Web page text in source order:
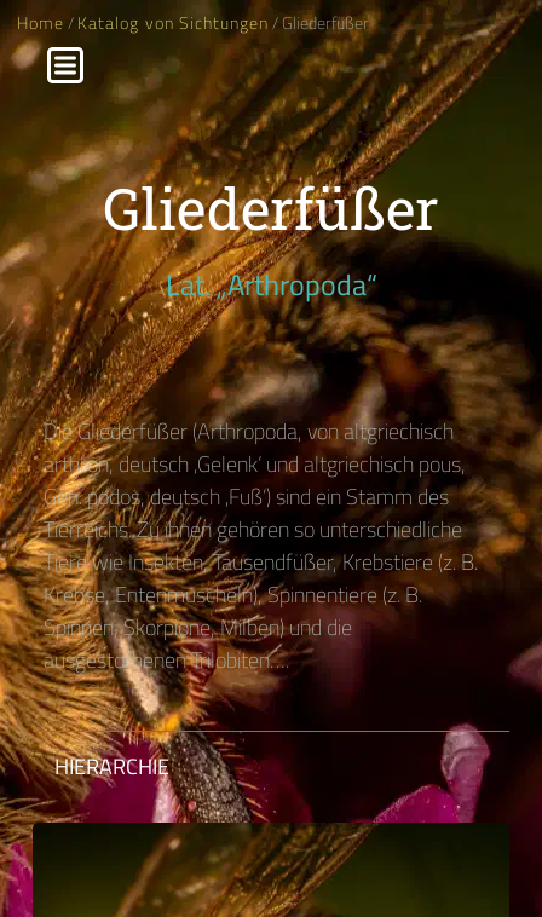
Home/Katalog von Sichtungen/ Gliederfüßer
Gliederfüßer
Lat. „Arthropoda“
Die Gliederfüßer (Arthropoda, von altgriechisch
arthron, deutsch ‚Gelenk‘ und altgriechisch pous,
Gen. podos, deutsch ‚Fuß‘) sind ein Stamm des
Tierreichs. Zu ihnen gehören so unterschiedliche
Tiere wie Insekten, Tausendfüßer, Krebstiere (z. B.
Krebse, Entenmuscheln), Spinnentiere (z. B.
Spinnen, Skorpione, Milben) und die
ausgestorbenen Trilobiten….
HIERARCHIE